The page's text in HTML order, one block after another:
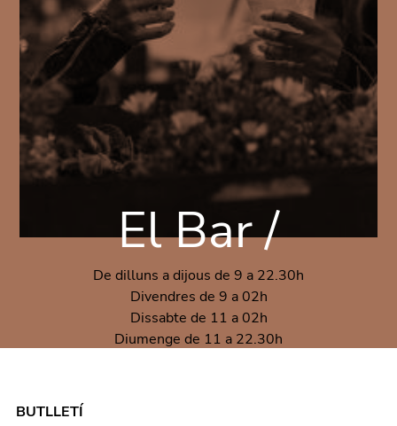
El Bar /
De dilluns a dijous de 9 a 22.30h
Divendres de 9 a 02h
Dissabte de 11 a 02h
Diumenge de 11 a 22.30h
BUTLLETÍ